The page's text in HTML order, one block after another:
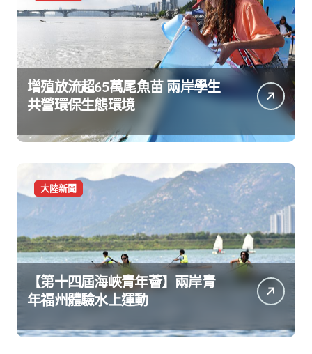
增殖放流超65萬尾魚苗 兩岸學生
共營環保生態環境
大陸新聞
【第十四屆海峽青年薈】兩岸青
年福州體驗水上運動